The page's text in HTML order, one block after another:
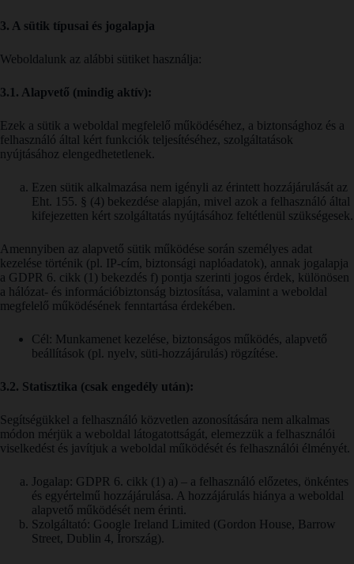
3. A sütik típusai és jogalapja
Weboldalunk az alábbi sütiket használja:
3.1. Alapvető (mindig aktív):
Ezek a sütik a weboldal megfelelő működéséhez, a biztonsághoz és a
felhasználó által kért funkciók teljesítéséhez, szolgáltatások
nyújtásához elengedhetetlenek.
Ezen sütik alkalmazása nem igényli az érintett hozzájárulását az
Eht. 155. § (4) bekezdése alapján, mivel azok a felhasználó által
kifejezetten kért szolgáltatás nyújtásához feltétlenül szükségesek.
Amennyiben az alapvető sütik működése során személyes adat
kezelése történik (pl. IP-cím, biztonsági naplóadatok), annak jogalapja
a GDPR 6. cikk (1) bekezdés f) pontja szerinti jogos érdek, különösen
a hálózat- és információbiztonság biztosítása, valamint a weboldal
megfelelő működésének fenntartása érdekében.
Cél: Munkamenet kezelése, biztonságos működés, alapvető
beállítások (pl. nyelv, süti-hozzájárulás) rögzítése.
3.2. Statisztika (csak engedély után):
Segítségükkel a felhasználó közvetlen azonosítására nem alkalmas
módon mérjük a weboldal látogatottságát, elemezzük a felhasználói
viselkedést és javítjuk a weboldal működését és felhasználói élményét.
Jogalap: GDPR 6. cikk (1) a) – a felhasználó előzetes, önkéntes
és egyértelmű hozzájárulása. A hozzájárulás hiánya a weboldal
alapvető működését nem érinti.
Szolgáltató: Google Ireland Limited (Gordon House, Barrow
Street, Dublin 4, Írország).